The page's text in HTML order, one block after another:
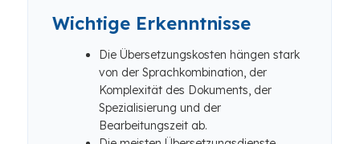
Wichtige Erkenntnisse
Die Übersetzungskosten hängen stark
von der Sprachkombination, der
Komplexität des Dokuments, der
Spezialisierung und der
Bearbeitungszeit ab.